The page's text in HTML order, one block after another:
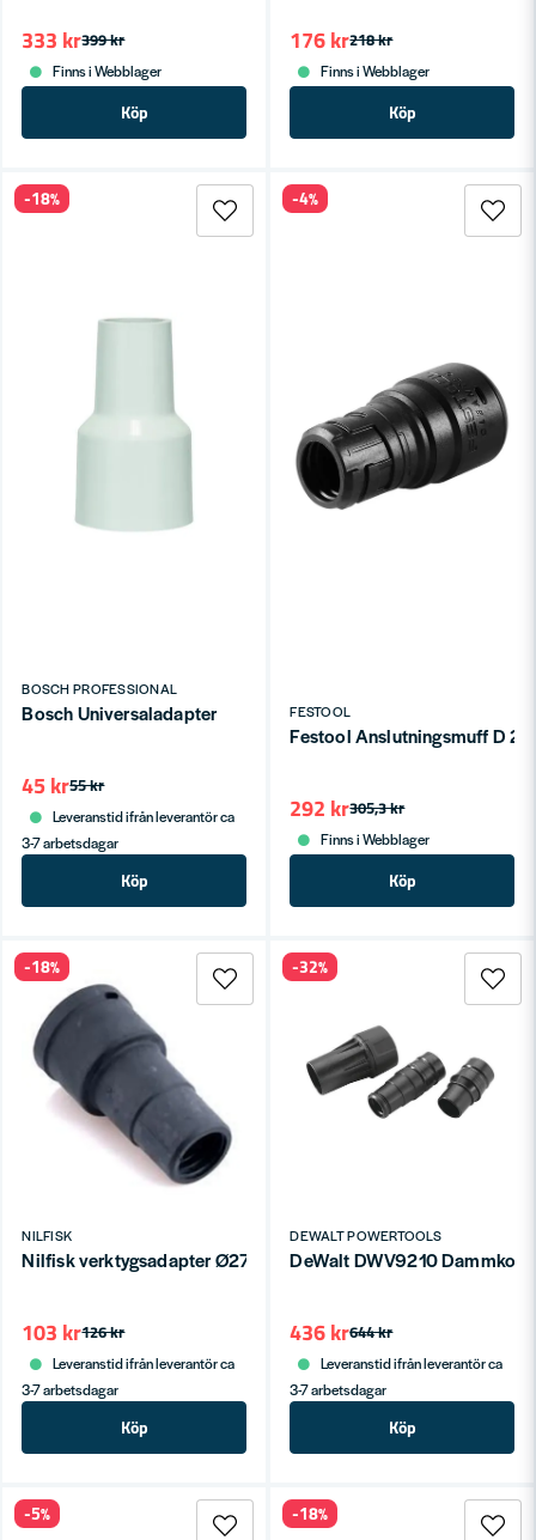
399 kr
333 kr
Finns i Webblager
Köp
218 kr
176 kr
Finns i Webblager
Köp
BOSCH PROFESSIONAL
Bosch Universaladapter
55 kr
45 kr
Leveranstid ifrån leverantör ca
3-7 arbetsdagar
Köp
-18%
FESTOOL
Festool Anslutningsmuff D
305,3 kr
292 kr
Finns i Webblager
Köp
-4%
NILFISK
Nilfisk verktygsadapter Ø27/35/38
126 kr
103 kr
Leveranstid ifrån leverantör ca
3-7 arbetsdagar
Köp
-18%
DEWALT POWERTOOLS
DeWalt DWV9210
644 kr
436 kr
Leveranstid ifrån leverantör ca
3-7 arbetsdagar
Köp
-32%
-5% -18%